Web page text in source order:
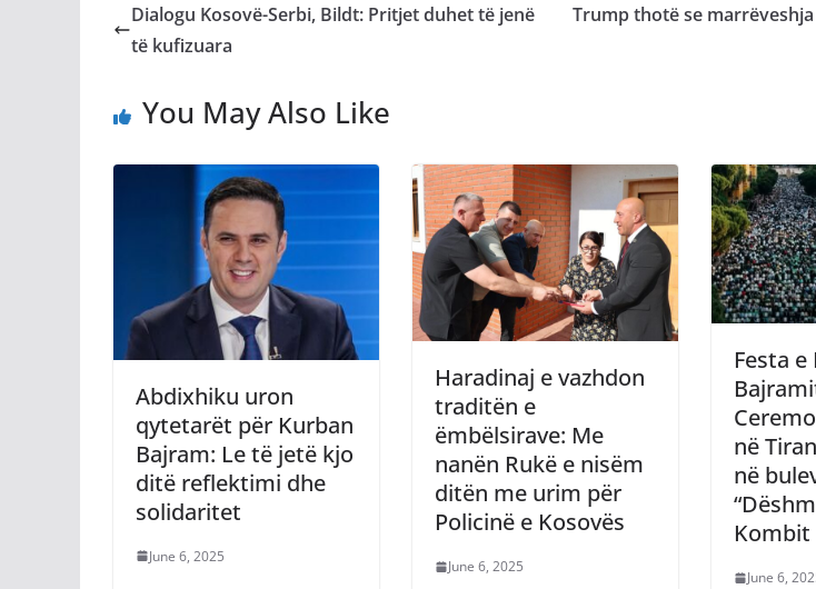
Dialogu Kosovë-Serbi, Bildt: Pritjet duhet të jenë
të kufizuara
Trump thotë se marrëveshja
You May Also Like
Abdixhiku uron
qytetarët për Kurban
Bajram: Le të jetë kjo
ditë reflektimi dhe
solidaritet
June 6, 2025
Haradinaj e vazhdon
traditën e
ëmbëlsirave: Me
nanën Rukë e nisëm
ditën me urim për
Policinë e Kosovës
June 6, 2025
Festa
në
në
Kombit
June 6,